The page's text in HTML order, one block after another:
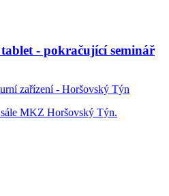
- pokračující seminář
zařízení - Horšovský Týn
MKZ Horšovský Týn.